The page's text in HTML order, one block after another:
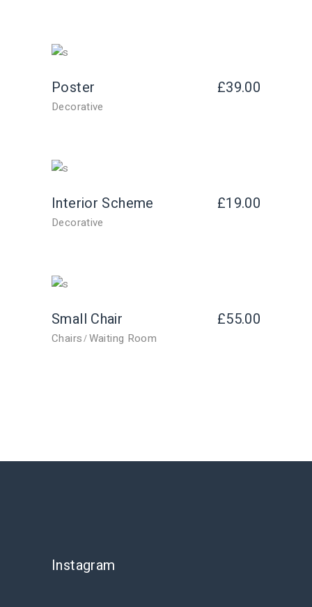
Poster £39.00
Decorative
Interior Scheme £19.00
Decorative
Small Chair £55.00
Chairs Waiting Room
Instagram